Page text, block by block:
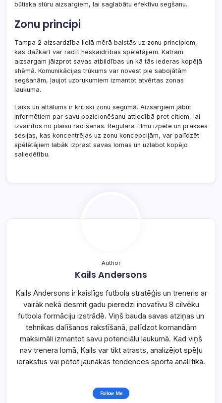
būtiska stūru aizsargiem, lai saglabātu efektīvu segšanu.
Zonu principi
Tampa 2 aizsardzība lielā mērā balstās uz zonu principiem,
kas dažkārt var radīt neskaidrības spēlētājiem. Katram
aizsargam jāizprot savas atbildības un kā tās iederas kopējā
shēmā. Komunikācijas trūkums var novest pie sabojātām
segšanām, ļaujot uzbrukumiem izmantot atvērtas zonas
laukuma.
Laiks un attālums ir kritiski zonu segumā. Aizsargiem jābūt
informētiem par savu pozicionēšanu attiecībā pret citiem, lai
izvairītos no plaisu radīšanas. Regulāra filmu izpēte un prakses
sesijas, kas koncentrējas uz zonu koncepcijām, var palīdzēt
spēlētājiem labāk izprast savas lomas un uzlabot kopējo
saliedētību.
Author
Kails Andersons
Kails Andersons ir kaislīgs futbola stratēģis un treneris ar
vairāk nekā desmit gadu pieredzi inovatīvu 8 cilvēku
futbola formāciju izstrādē. Viņš bauda savas atziņas un
tehnikas dalīšanos rakstīšanā, palīdzot komandām
maksimāli izmantot savu potenciālu laukumā. Kad viņš
nav trenera lomā, Kails var tikt atrasts, analizējot spēļu
ierakstus vai pētot jaunākās tendences sporta analītikā.
Follow Me